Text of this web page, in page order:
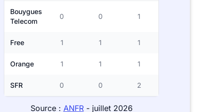
Bouygues
Telecom
0 0 1
Free 1 1 1
Orange 1 1 1
SFR 0 0 2
Source : ANFR- juillet 2026